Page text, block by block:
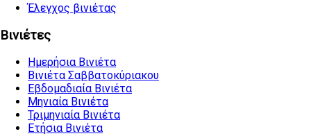
Έλεγχος βινιέτας
Βινιέτες
Ημερήσια Βινιέτα
Βινιέτα Σαββατοκύριακου
Εβδομαδιαία Βινιέτα
Μηνιαία Βινιέτα
Τριμηνιαία Βινιέτα
Ετήσια Βινιέτα